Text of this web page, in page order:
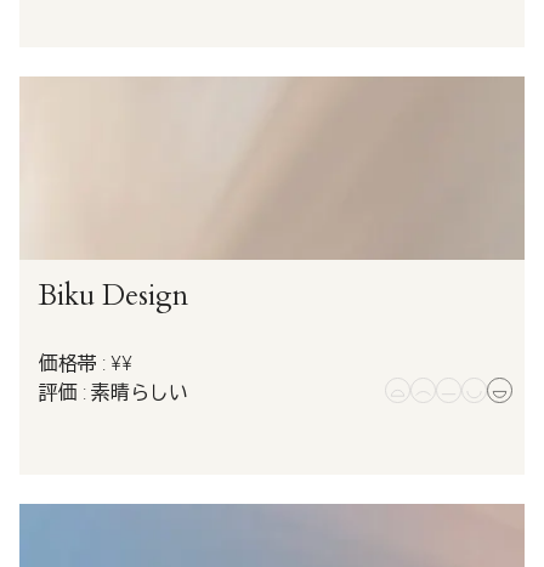
Biku Design
価格帯 : ¥¥
評価 : 素晴らしい